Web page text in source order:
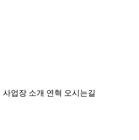
사업장 소개 연혁 오시는길